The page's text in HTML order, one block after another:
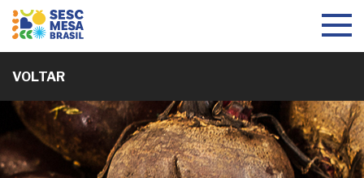
Toggle
VOLTAR